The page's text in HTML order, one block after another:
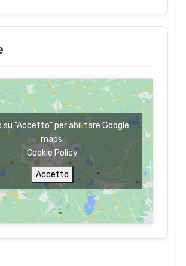
su "Accetto" per abilitare Google
maps
Cookie Policy
Accetto